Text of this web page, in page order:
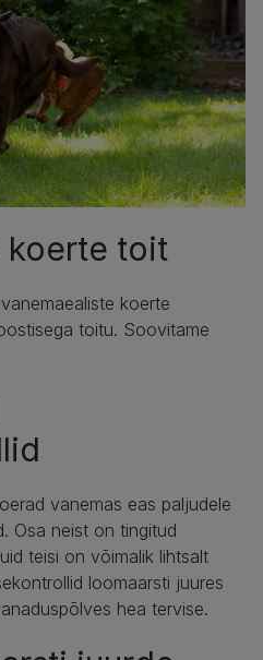
koerte toit
koerte
toitu. Soovitame
vanemas eas paljudele
Osa neist on tingitud
teisi on võimalik lihtsalt
loomaarsti juures
hea tervise.